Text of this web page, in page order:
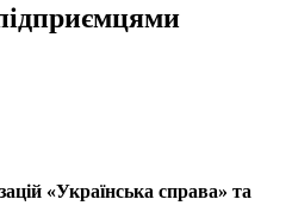
«Українська справа» та